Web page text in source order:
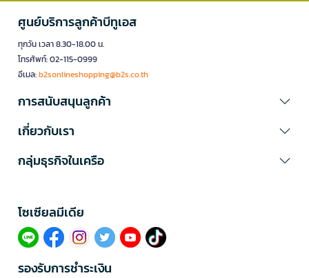
ศูนย์บริการลูกค้าบีทูเอส
ทุกวัน เวลา 8.30-18.00 น.
โทรศัพท์: 02-115-0999
อีเมล:b2sonlineshopping@b2s.co.th
การสนับสนุนลูกค้า
เกี่ยวกับเรา
กลุ่มธุรกิจในเครือ
โซเซียลมีเดีย​
รองรับการชำระเงิน